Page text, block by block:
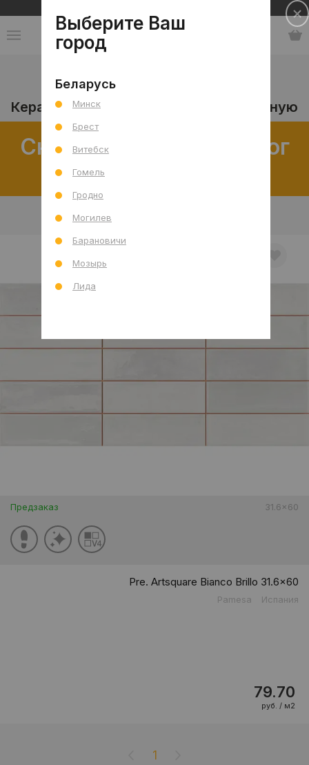
Керамическая плитка
Керамическая плитка для пола в ванную
Скачать полный каталог
распродаж
В интерьере
Предзаказ 31.6x60
Pre. Artsquare Bianco Brillo 31.6x60
Pamesa Испания
79.70
руб. / м2
1
Выберите Ваш
город
Беларусь
Минск
Брест
Витебск
Гомель
Гродно
Могилев
Барановичи
Мозырь
Лида